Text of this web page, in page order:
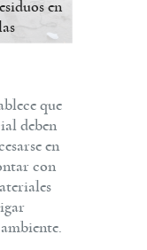
en
que
deben
en
con